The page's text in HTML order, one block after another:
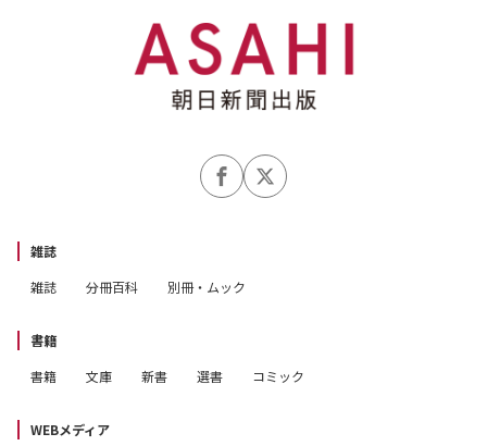
雑誌
雑誌
分冊百科 別冊・ムック
書籍
書籍
文庫 新書 選書 コミック
WEBメディア